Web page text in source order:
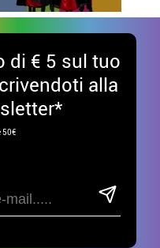
di € 5 sul tuo
alla
50€